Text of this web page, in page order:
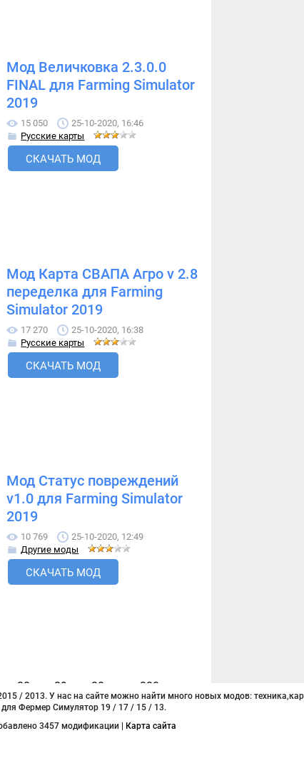
Мод Величковка 2.3.0.0
FINAL для Farming Simulator
2019
15 050
25-10-2020, 16:46
Русские карты
СКАЧАТЬ МОД
Мод Карта СВАПА Агро v 2.8
переделка для Farming
Simulator 2019
17 270
25-10-2020, 16:38
Русские карты
СКАЧАТЬ МОД
Мод Статус повреждений
v1.0 для Farming Simulator
2019
10 769
25-10-2020, 12:49
Другие моды
СКАЧАТЬ МОД
28 29 30 388
/ 2013. У нас на сайте можно найти много новых модов:
для Фермер Симулятор 19 / 17 / 15 / 13.
3457 модификации |
Карта сайта